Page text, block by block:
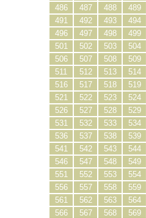
486
487 488 489
491
492 493 494
496
497 498 499
501
502 503 504
506
507 508 509
511
512 513 514
516
517 518 519
521
522 523 524
526
527 528 529
531
532 533 534
536
537 538 539
541
542 543 544
546
547 548 549
551
552 553 554
556
557 558 559
561
562 563 564
566
567 568 569